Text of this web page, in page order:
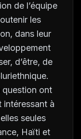
de l’équipe
les
dans leur
d’être, de
question ont
intéressant à
seules
Haïti et